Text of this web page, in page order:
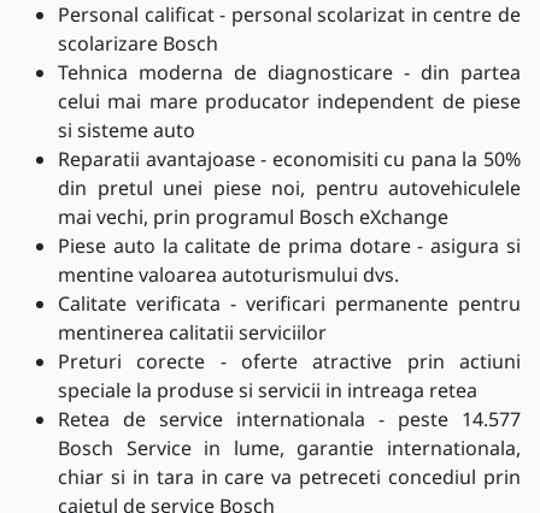
Personal calificat - personal scolarizat in centre de
scolarizare Bosch
Tehnica moderna de diagnosticare - din partea
celui mai mare producator independent de piese
si sisteme auto
Reparatii avantajoase - economisiti cu pana la 50%
din pretul unei piese noi, pentru autovehiculele
mai vechi, prin programul Bosch eXchange
Piese auto la calitate de prima dotare - asigura si
mentine valoarea autoturismului dvs.
Calitate verificata - verificari permanente pentru
mentinerea calitatii serviciilor
Preturi corecte - oferte atractive prin actiuni
speciale la produse si servicii in intreaga retea
Retea de service internationala - peste 14.577
Bosch Service in lume, garantie internationala,
chiar si in tara in care va petreceti concediul prin
caietul de service Bosch